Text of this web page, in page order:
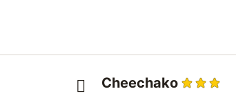
Cheechako